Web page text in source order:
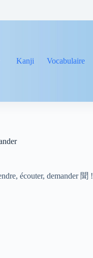
Kanji Vocabulaire
écouter, demander 聞 !